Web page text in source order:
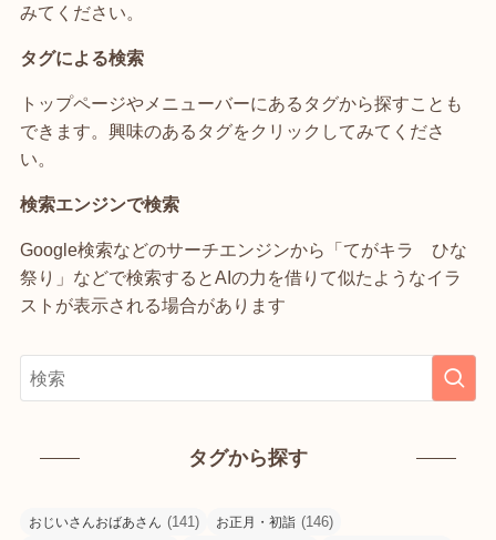
みてください。
タグによる検索
トップページやメニューバーにあるタグから探すことも
できます。興味のあるタグをクリックしてみてくださ
い。
検索エンジンで検索
Google検索などのサーチエンジンから「てがキラ ひな
祭り」などで検索するとAIの力を借りて似たようなイラ
ストが表示される場合があります
タグから探す
おじいさんおばあさん (141) お正月・初詣 (146)